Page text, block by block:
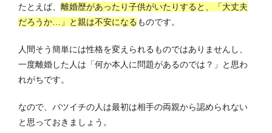
たとえば、 離婚歴があったり子供がいたりすると、「大丈夫
だろうか…」と親は不安になる ものです。
人間そう簡単には性格を変えられるものではありませんし、
一度離婚した人は「何か本人に問題があるのでは？」と思わ
れがちです。
なので、バツイチの人は最初は相手の両親から認められない
と思っておきましょう。